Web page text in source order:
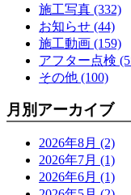
施工写真 (332)
お知らせ (44)
施工動画 (159)
アフター点検
その他 (100)
月別アーカイブ
2026年8月 (2)
2026年7月 (1)
2026年6月 (1)